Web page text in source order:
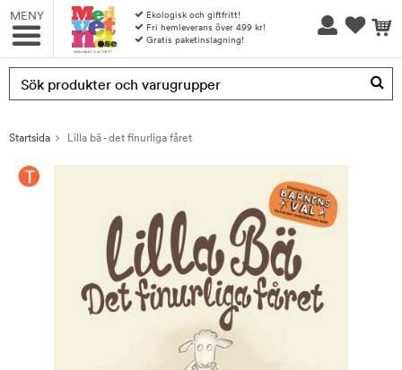
MENY
Ekologisk och giftfritt!
Fri hemleverans över 499 kr!
Gratis paketinslagning!
Produkten har blivit tillagd i varukorgen
Startsida Lilla bä - det finurliga fåret